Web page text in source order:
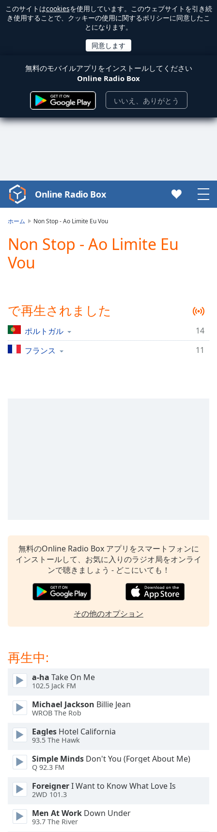
このサイトはcookiesを使用しています。このウェブサイトを引き続
き使用することで、クッキーの使用に関するポリシーに同意したこ
とになります。
無料のモバイルアプリをインストールしてください
Online Radio Box
いいえ、ありがとう
Video
Player
Play
Video
Play
Mute
Current
Time
0:00
Duration-:-
Chapters
Descriptions
selected
settings
opens
subtitles
settings
subtitles
off
Audio
Picture-
Picture
Fullscreen
Online Radio Box
ホーム Non Stop - Ao Limite Eu Vou
Non Stop - Ao Limite Eu
Vou
で再生されました
ポルトガル
14
フランス
11
無料のOnline Radio Box アプリをスマートフォンに
インストールして、お気に入りのラジオ局をオンライ
ンで聴きましょう - どこにいても！
その他のオプション
再生中:
a-ha Take On Me
102.5 Jack FM
Michael Jackson Billie Jean
WROB The Rob
Eagles Hotel California
93.5 The Hawk
Simple Minds Don't You (Forget About Me)
Q 92.3 FM
ForeignerI Want to Know What Love Is
2WD 101.3
Men At Work Down Under
93.7 The River